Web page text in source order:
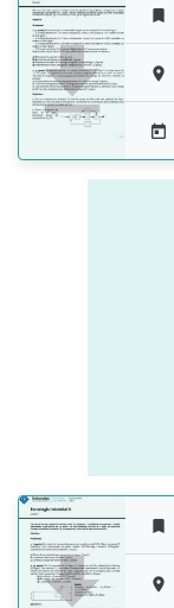





